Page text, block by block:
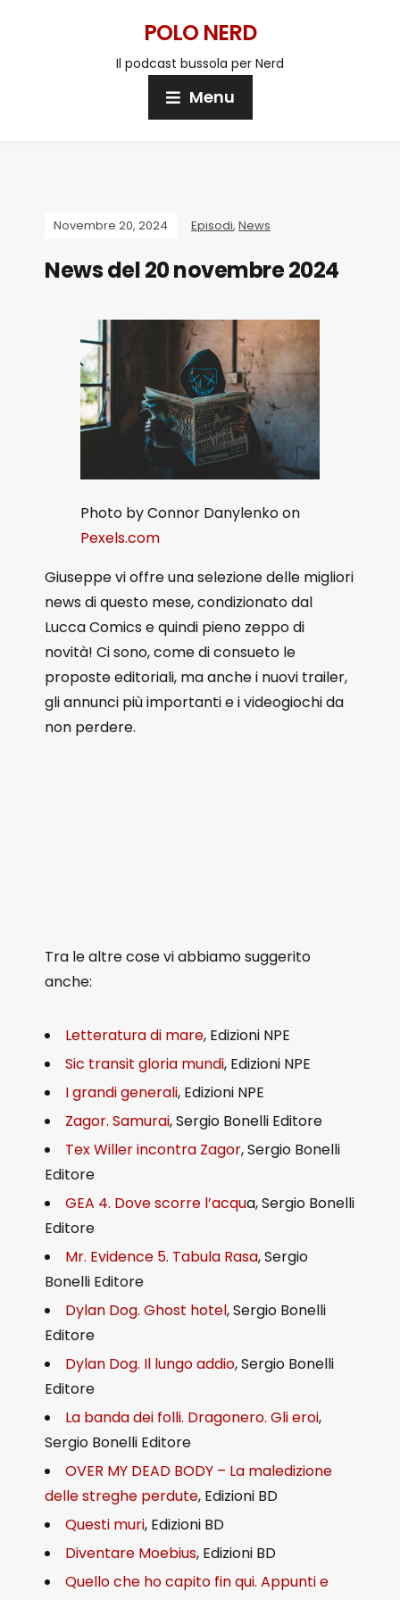
POLO NERD
Il podcast bussola per Nerd
Menu
Novembre 20, 2024 Episodi, News
News del 20 novembre 2024
Photo by Connor Danylenko on
Pexels.com
Giuseppe vi offre una selezione delle migliori
news di questo mese, condizionato dal
Lucca Comics e quindi pieno zeppo di
novità! Ci sono, come di consueto le
proposte editoriali, ma anche i nuovi trailer,
gli annunci più importanti e i videogiochi da
non perdere.
Tra le altre cose vi abbiamo suggerito
anche:
Letteratura di mare, Edizioni NPE
Sic transit gloria mundi, Edizioni NPE
I grandi generali, Edizioni NPE
Zagor. Samurai, Sergio Bonelli Editore
Tex Willer incontra Zagor, Sergio Bonelli
Editore
GEA 4. Dove scorre l’acqua, Sergio Bonelli
Editore
Mr. Evidence 5. Tabula Rasa, Sergio
Bonelli Editore
Dylan Dog. Ghost hotel, Sergio Bonelli
Editore
Dylan Dog. Il lungo addio, Sergio Bonelli
Editore
La banda dei folli. Dragonero. Gli eroi,
Sergio Bonelli Editore
OVER MY DEAD BODY – La maledizione
delle streghe perdute, Edizioni BD
Questi muri, Edizioni BD
Diventare Moebius, Edizioni BD
Quello che ho capito fin qui. Appunti e